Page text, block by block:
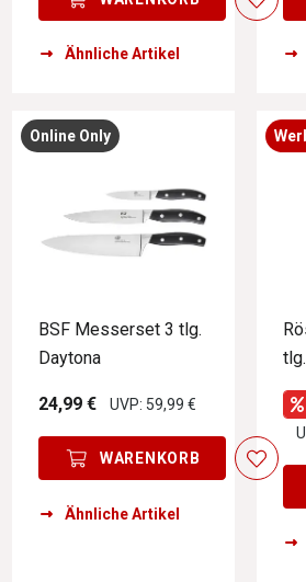
Ähnliche Artikel
Online Only
BSF Messerset 3 tlg.
Daytona
24,99 € UVP: 59,99 €
WARENKORB
Ähnliche Artikel